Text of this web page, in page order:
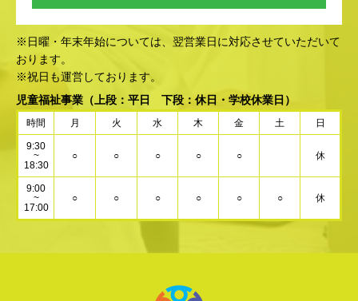
※日曜・年末年始については、翌営業日に対応させていただいて
おります。
※祝日も運営しております。
児童福祉事業 （上段：平日 下段：休日・学校休業日）
時間 月 火 水 木 金 土 日
9:30
~
18:30
○ ○ ○ ○ ○ 休
9:00
~
17:00
○ ○ ○ ○ ○ ○ 休